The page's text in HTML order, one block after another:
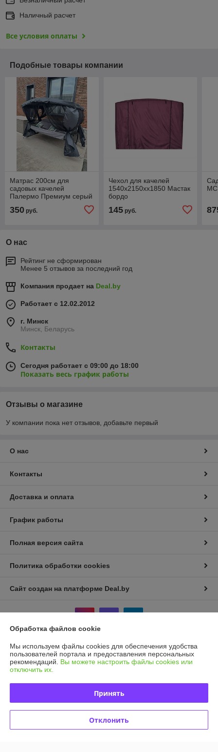
Наличный расчет
Все условия оплаты
Подобные товары компании
Матрас 200см для
садовых качелей
Палермо Премиум серый
350 руб.
Чехол для качелей
1540х2150хх1850 Мастак
бордо
145руб.
О нас
Рейтинг не сформирован
Менее 5 отзывов за последний год
Компания продает на Deal.by
Работает с 12.02.2012
г. Минск
Минск, Беларусь
Контакты
Сегодня работает с 09:00 до 18:00
Показать весь график работы
Отзывы о магазине
У компании пока нет отзывов, добавьте первый
О нас
Контакты
Доставка и оплата
График работы
Полная версия сайта
Политика обработки cookies
Сайт создан на платформе Deal.by
Информация для покупателя
Индивидуальный предприниматель:
220090, г. Минск, ул. Кольцова, д. 5, кв. 36*
Регистрационный номер ЕГР: 101207410
Регистрационный орган: Мингорисполком
Обработка файлов cookie
Мы используем файлы cookies для обеспечения удобства
пользователей портала и предоставления персональных
рекомендаций. Вы можете настроить файлы cookies или
отключить их.
Принять
Отклонить